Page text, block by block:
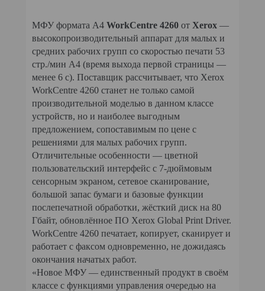
МФУ формата А4 WorkCentre 4260 от Xerox —
высокопроизводительный аппарат для малых и
средних рабочих групп со скоростью печати 53
стр./мин А4 (время выхода первой страницы —
менее 6 с). Поставщик рассчитывает, что Xerox
WorkCentre 4260 станет не только самой
производительной моделью в данном классе
устройств, но и наиболее выгодным
предложением, сопоставимым по цене с
решениями для малых рабочих групп.
Отличительные особенности — цветной
пользовательский интерфейс с 7-дюймовым
сенсорным экраном, сетевое сканирование,
большой запас бумаги и базовые функции
послепечатной обработки, жёсткий диск на 80
Гбайт, обновлённое ПО Xerox Global Print Driver.
WorkCentre 4260 печатает, копирует, сканирует и
работает с факсом одновременно, не дожидаясь
окончания начатых работ.
«Новое МФУ — единственный продукт в своём
классе с функциями управления очередью на